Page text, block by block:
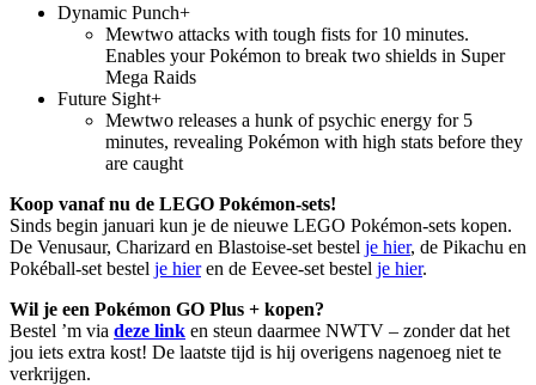
︀︀Dynamic Punch+ ︀︀
Mewtwo attacks with tough fists for 10 minutes.
Enables your Pokémon to break two shields in Super
Mega Raids
︀︀Future Sight+ ︀︀
Mewtwo releases a hunk of psychic energy for 5
minutes, revealing Pokémon with high stats before they
are caught
Koop vanaf nu de LEGO Pokémon-sets!
Sinds begin januari kun je de nieuwe LEGO Pokémon-sets kopen.
De Venusaur, Charizard en Blastoise-set bestel je hier, de Pikachu en
Pokéball-set bestel je hieren de Eevee-set bestel je hier.
Wil je een Pokémon GO Plus + kopen?
Bestel ’m via deze link en steun daarmee NWTV – zonder dat het
jou iets extra kost! De laatste tijd is hij overigens nagenoeg niet te
verkrijgen.